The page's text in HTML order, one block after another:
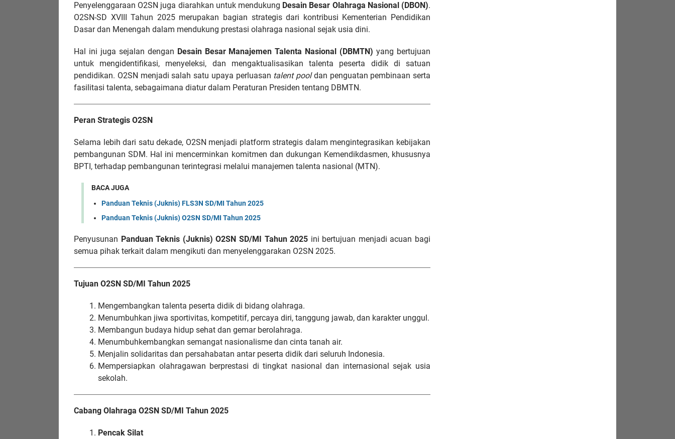
Penyelenggaraan O2SN juga diarahkan untuk mendukung Desain Besar Olahraga Nasional (DBON).
O2SN-SD XVIII Tahun 2025 merupakan bagian strategis dari kontribusi Kementerian Pendidikan
Dasar dan Menengah dalam mendukung prestasi olahraga nasional sejak usia dini.
Hal ini juga sejalan dengan Desain Besar Manajemen Talenta Nasional (DBMTN) yang bertujuan
untuk mengidentifikasi, menyeleksi, dan mengaktualisasikan talenta peserta didik di satuan
pendidikan. O2SN menjadi salah satu upaya perluasan talent pooldan penguatan pembinaan serta
fasilitasi talenta, sebagaimana diatur dalam Peraturan Presiden tentang DBMTN.
Peran Strategis O2SN
Selama lebih dari satu dekade, O2SN menjadi platform strategis dalam mengintegrasikan kebijakan
pembangunan SDM. Hal ini mencerminkan komitmen dan dukungan Kemendikdasmen, khususnya
BPTI, terhadap pembangunan terintegrasi melalui manajemen talenta nasional (MTN).
BACA JUGA
Panduan Teknis (Juknis) FLS3N SD/MI Tahun 2025
Panduan Teknis (Juknis) O2SN SD/MI Tahun 2025
Penyusunan Panduan Teknis (Juknis) O2SN SD/MI Tahun 2025 ini bertujuan menjadi acuan bagi
semua pihak terkait dalam mengikuti dan menyelenggarakan O2SN 2025.
Tujuan O2SN SD/MI Tahun 2025
Mengembangkan talenta peserta didik di bidang olahraga.
Menumbuhkan jiwa sportivitas, kompetitif, percaya diri, tanggung jawab, dan karakter unggul.
Membangun budaya hidup sehat dan gemar berolahraga.
Menumbuhkembangkan semangat nasionalisme dan cinta tanah air.
Menjalin solidaritas dan persahabatan antar peserta didik dari seluruh Indonesia.
Mempersiapkan olahragawan berprestasi di tingkat nasional dan internasional sejak usia
sekolah.
Cabang Olahraga O2SN SD/MI Tahun 2025
Pencak Silat